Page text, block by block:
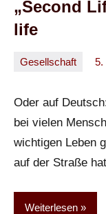
„Second
life
Gesellschaft 5.
Oder auf
bei vielen
wichtigen Leben
auf der Straße
Weiterlesen